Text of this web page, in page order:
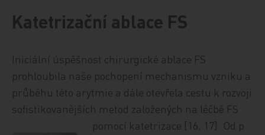
Katetrizační ablace FS
Iniciální úspěšnost chirurgické ablace FS
prohloubila naše pochopení mechanismu vzniku a
průběhu této arytmie a dále otevřela cestu k rozvoji
sofistikovanějších metod založených na léčbě FS
pomocí katetrizace [16, 17]. Od p